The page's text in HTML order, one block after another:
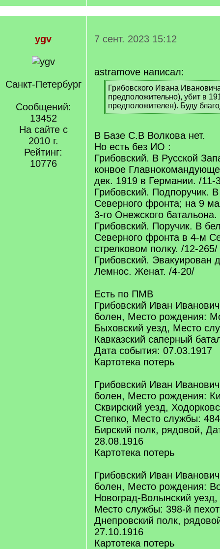
ygv
Санкт-Петербург
Сообщений:
13452
На сайте с
2010 г.
Рейтинг:
10776
7 сент. 2023 15:12
astramove написал:
[
q
]
Грибовского Ивана
предположительно), убит в
предположителен). Буду
[
q
]
В Базе С.В Волкова нет.
Но есть без ИО :
Грибовский. В Русской
конвое
дек. 1919 в Германии. /11-
Грибовский. Подпоручик.
Северного фронта; на 9
3-го Онежского
Грибовский. Поручик. В
Северного фронта в 4-м
стрелковом полку. /12-265/
Грибовский. Эвакуирован
Лемнос. Женат. /4-20/
Есть по ПМВ
Грибовский Иван Иванович
болен, Место рождения:
Быховский уезд, Место
Кавказский саперный
Дата события: 07.03.1917
Картотека потерь
Грибовский Иван Иванович
болен, Место рождения:
Сквирский уезд,
Степко, Место службы:
Бирский полк, рядовой,
28.08.1916
Картотека потерь
Грибовский Иван Иванович
болен, Место рождения:
Новоград-Волынский
Место службы: 398-й
Днепровский полк,
27.10.1916
Картотека потерь